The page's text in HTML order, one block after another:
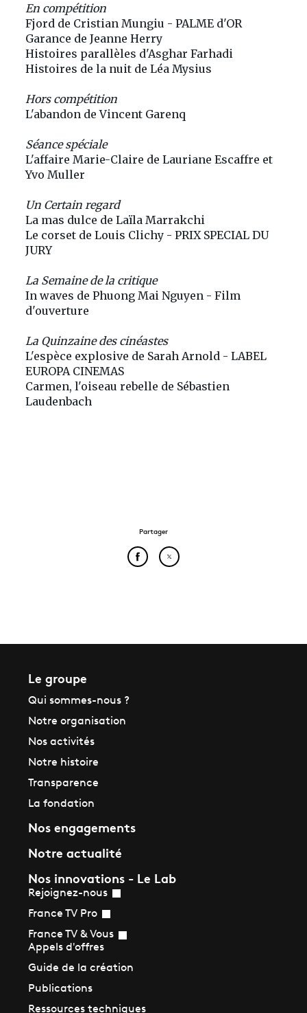
En compétition
Fjord de Cristian Mungiu - PALME d'OR
Garance de Jeanne Herry
Histoires parallèles d'Asghar Farhadi
Histoires de la nuit de Léa Mysius
Hors compétition
L'abandon de Vincent Garenq
Séance spéciale
L'affaire Marie-Claire de Lauriane Escaffre et
Yvo Muller
Un Certain regard
La mas dulce de Laïla Marrakchi
Le corset de Louis Clichy - PRIX SPECIAL DU
JURY
La Semaine de la critique
In waves de Phuong Mai Nguyen - Film
d'ouverture
La Quinzaine des cinéastes
L'espèce explosive de Sarah Arnold - LABEL
EUROPA CINEMAS
Carmen, l'oiseau rebelle de Sébastien
Laudenbach
Partager
Partager cet article sur
Partager cet article sur
Le groupe
Qui sommes-nous ?
Notre organisation
Nos activités
Notre histoire
Transparence
La fondation
Nos engagements
Notre actualité
Nos innovations - Le Lab
Rejoignez-nous
France TV Pro
France TV & Vous
Appels d'offres
Guide de la création
Publications
Ressources techniques